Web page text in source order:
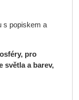
s popiskem a
pro
světla a barev,